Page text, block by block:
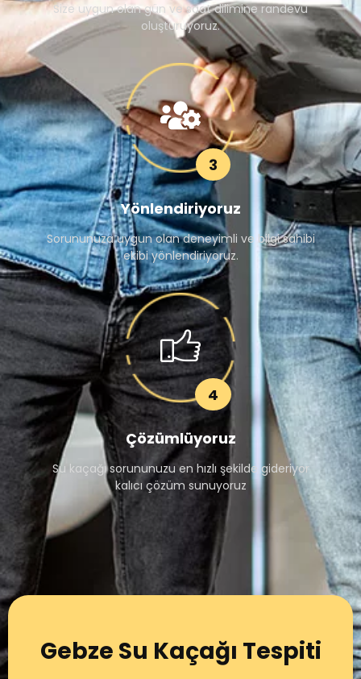
Size uygun olan gün ve saat dilimine randevu
oluşturuyoruz.
3
Yönlendiriyoruz
Sorununuza uygun olan deneyimli ve bilgi sahibi
ekibi yönlendiriyoruz.
4
Çözümlüyoruz
Su kaçağı sorununuzu en hızlı şekilde gideriyor
kalıcı çözüm sunuyoruz
Gebze Su Kaçağı Tespiti